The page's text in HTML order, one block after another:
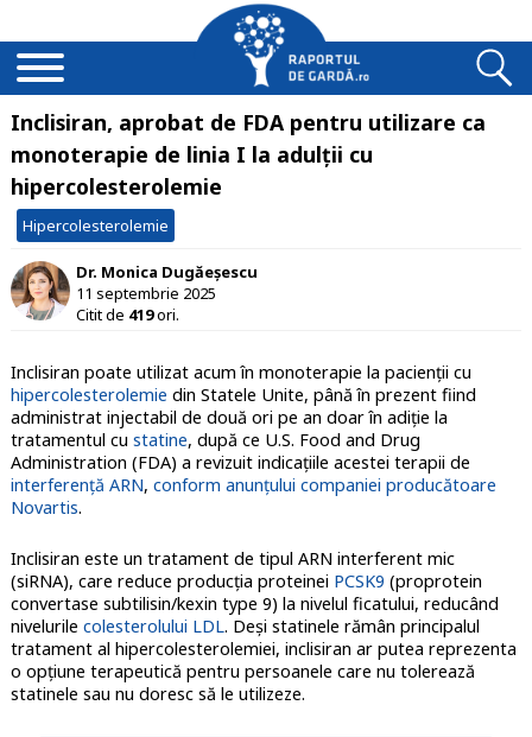
Inclisiran, aprobat de FDA pentru utilizare ca
monoterapie de linia I la adulții cu
hipercolesterolemie
Hipercolesterolemie
Dr. Monica Dugăeșescu
11 septembrie 2025
Citit de 419ori.
Inclisiran poate utilizat acum în monoterapie la pacienții cu
hipercolesterolemie din Statele Unite, până în prezent fiind
administrat injectabil de două ori pe an doar în adiție la
tratamentul cu statine, după ce U.S. Food and Drug
Administration (FDA) a revizuit indicațiile acestei terapii de
interferenţă ARN, conform anunțului companiei producătoare
Novartis.
Inclisiran este un tratament de tipul ARN interferent mic
(siRNA), care reduce producția proteinei PCSK9 (proprotein
convertase subtilisin/kexin type 9) la nivelul ficatului, reducând
nivelurile colesterolului LDL. Deși statinele rămân principalul
tratament al hipercolesterolemiei, inclisiran ar putea reprezenta
o opțiune terapeutică pentru persoanele care nu tolerează
statinele sau nu doresc să le utilizeze.